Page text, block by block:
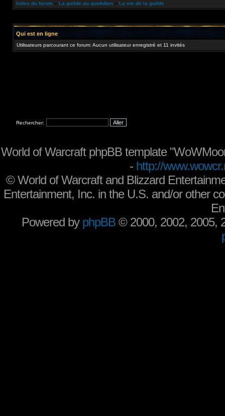
Index du forum » La guilde au quotidien » La vie de la guilde
Qui est en ligne
Utilisateurs parcourant ce forum: Aucun utilisateur enregistré et 11 invités
Rechercher:
World of Warcraft phpBB template
- http://
©World of Warcraft and Blizzard
Entertainment, Inc. in the U.S. and/or other
Powered by phpBB © 2000, 2002, 2005,